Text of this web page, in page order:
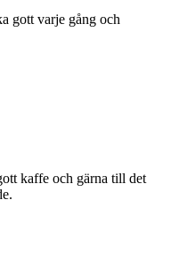
gott varje gång och
kaffe och gärna till det